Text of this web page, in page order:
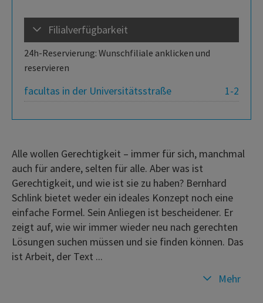
Filialverfügbarkeit
24h-Reservierung: Wunschfiliale anklicken und
reservieren
1-2
facultas in der Universitätsstraße
Alle wollen Gerechtigkeit – immer für sich, manchmal
auch für andere, selten für alle. Aber was ist
Gerechtigkeit, und wie ist sie zu haben? Bernhard
Schlink bietet weder ein ideales Konzept noch eine
einfache Formel. Sein Anliegen ist bescheidener. Er
zeigt auf, wie wir immer wieder neu nach gerechten
Lösungen suchen müssen und sie finden können. Das
ist Arbeit, der Text ...
Mehr